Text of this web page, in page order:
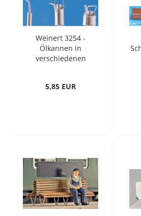
Weinert 3254 -
Ölkannen in
verschiedenen
5,85 EUR